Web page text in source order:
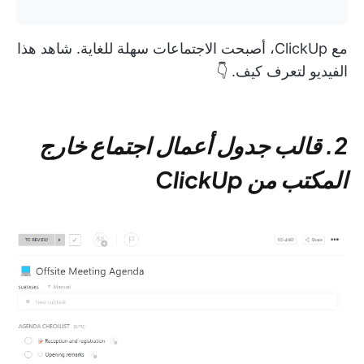
مع ClickUp، أصبحت الاجتماعات سهلة للغاية. شاهد هذا
الفيديو لتعرف كيف. 👇
2. قالب جدول أعمال اجتماع خارج
المكتب من ClickUp